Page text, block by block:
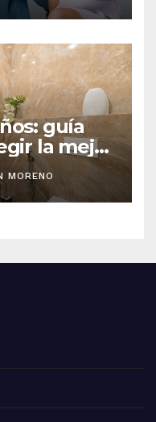
guía
la mejor
MORENO